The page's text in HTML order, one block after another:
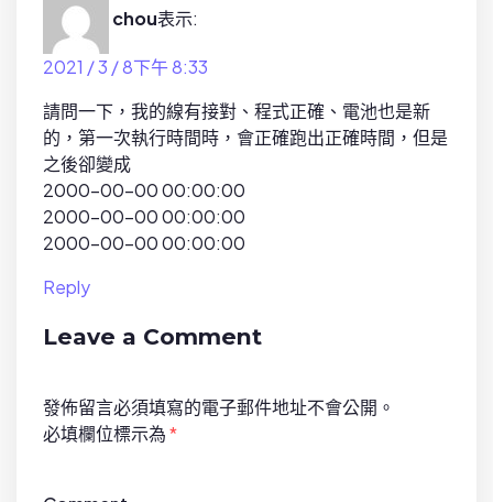
chou表示:
2021 / 3 / 8下午 8:33
請問一下，我的線有接對、程式正確、電池也是新
的，第一次執行時間時，會正確跑出正確時間，但是
之後卻變成
2000-00-00 00:00:00
2000-00-00 00:00:00
2000-00-00 00:00:00
Reply
Leave a Comment
發佈留言必須填寫的電子郵件地址不會公開。
必填欄位標示為*